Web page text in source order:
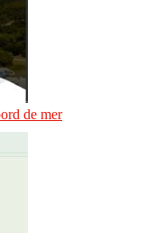
de mer